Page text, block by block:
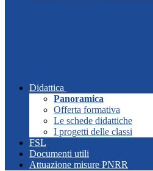
Didattica
Panoramica
Offerta formativa
Le schede didattiche
I progetti delle classi
FSL
Documenti utili
Attuazione misure PNRR